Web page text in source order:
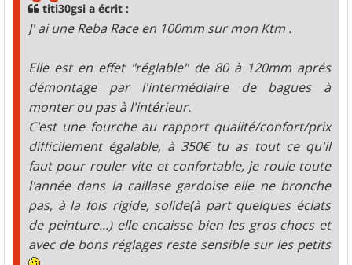
titi30gsi a écrit :
J' ai une Reba Race en 100mm sur mon Ktm .
Elle est en effet "réglable" de 80 à 120mm aprés
démontage par l'intermédiaire de bagues à
monter ou pas à l'intérieur.
C'est une fourche au rapport qualité/confort/prix
difficilement égalable, à 350€ tu as tout ce qu'il
faut pour rouler vite et confortable, je roule toute
l'année dans la caillase gardoise elle ne bronche
pas, à la fois rigide, solide(à part quelques éclats
de peinture...) elle encaisse bien les gros chocs et
avec de bons réglages reste sensible sur les petits